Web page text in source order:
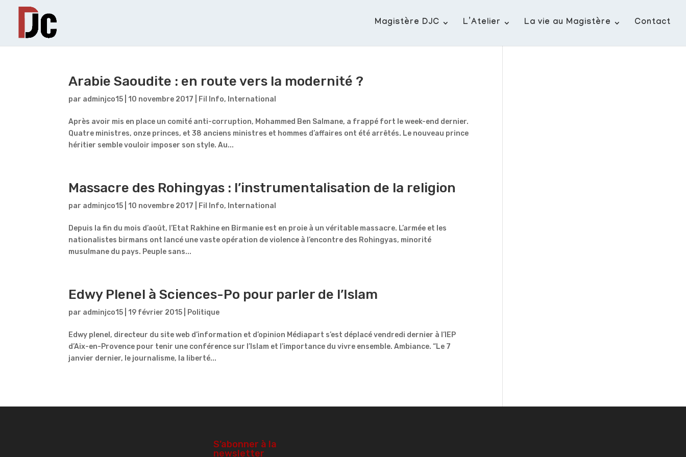
Magistère DJC L’Atelier La vie au Magistère Contact
Arabie Saoudite : en route vers la modernité ?
par adminjco15 10 novembre 2017 Fil Info, International
Après avoir mis en place un comité anti-corruption, Mohammed Ben Salmane, a frappé fort le week-end dernier.
Quatre ministres, onze princes, et 38 anciens ministres et hommes d’affaires ont été arrêtés. Le nouveau prince
héritier semble vouloir imposer son style. Au...
Massacre des Rohingyas : l’instrumentalisation de la religion
par adminjco15 10 novembre 2017 Fil Info, International
Depuis la fin du mois d’août, l’Etat Rakhine en Birmanie est en proie à un véritable massacre. L’armée et les
nationalistes birmans ont lancé une vaste opération de violence à l’encontre des Rohingyas, minorité
musulmane du pays. Peuple sans...
Edwy Plenel à Sciences-Po pour parler de l’Islam
par adminjco15 19 février 2015 Politique
Edwy plenel, directeur du site web d’information et d’opinion Médiapart s’est déplacé vendredi dernier à l’IEP
d’Aix-en-Provence pour tenir une conférence sur l’Islam et l’importance du vivre ensemble. Ambiance. “Le 7
janvier dernier, le journalisme, la liberté...
S’abonner à la
newsletter